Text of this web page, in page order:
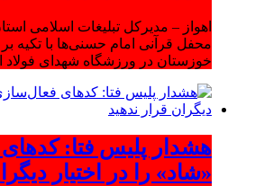
اهواز – مدیرکل تبلیغات اسلامی
محفل قرآنی امام حسنی‌ها با تکیه
خوزستان در ورزشگاه شهدای فولاد
هشدار پلیس فتا:
«شاد» را در اختیار